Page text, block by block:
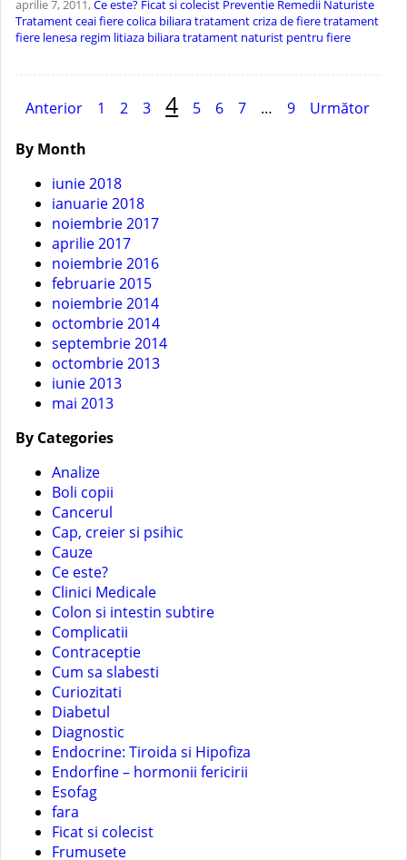
aprilie 7, 2011,Ce este? Ficat si colecist Preventie Remedii Naturiste
Tratamentceai fierecolica biliara tratamentcriza de fiere tratament
fiere lenesa regim litiaza biliaratratament naturist pentru fiere
Navigare
articole
Anterior 1 2 3 4 5 6 7 … 9 Următor
By Month
iunie 2018
ianuarie 2018
noiembrie 2017
aprilie 2017
noiembrie 2016
februarie 2015
noiembrie 2014
octombrie 2014
septembrie 2014
octombrie 2013
iunie 2013
mai 2013
By Categories
Analize
Boli copii
Cancerul
Cap, creier si psihic
Cauze
Ce este?
Clinici Medicale
Colon si intestin subtire
Complicatii
Contraceptie
Cum sa slabesti
Curiozitati
Diabetul
Diagnostic
Endocrine: Tiroida si Hipofiza
Endorfine – hormonii fericirii
Esofag
fara
Ficat si colecist
Frumusete